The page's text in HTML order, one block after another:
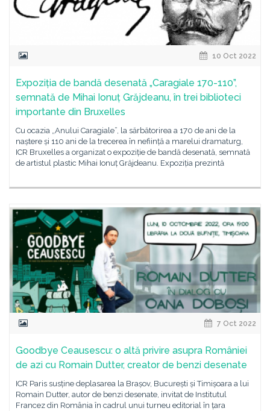
10 Oct 2022
Expoziția de bandă desenată „Caragiale 170-110”,
semnată de Mihai Ionuț Grăjdeanu, în trei biblioteci
importante din Bruxelles
Cu ocazia „Anului Caragiale”, la sărbătorirea a 170 de ani de la
naștere și 110 ani de la trecerea în neființă a marelui dramaturg,
ICR Bruxelles a organizat o expoziție de bandă desenată, semnată
de artistul plastic Mihai Ionuț Grăjdeanu. Expoziția prezintă
7 Oct 2022
Goodbye Ceausescu: o altă privire asupra României
de azi cu Romain Dutter, creator de benzi desenate
ICR Paris susține deplasarea la Brașov, București și Timișoara a lui
Romain Dutter, autor de benzi desenate, invitat de Institutul
Francez din România în cadrul unui turneu editorial în țara